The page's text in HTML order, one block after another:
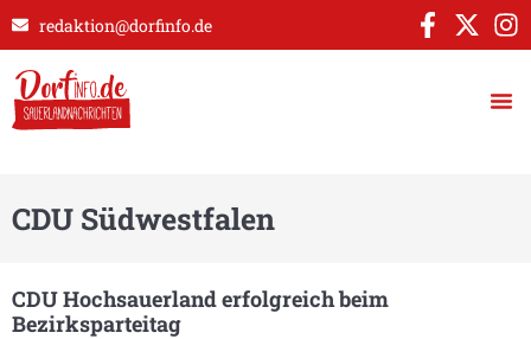
redaktion@dorfinfo.de
CDU Südwestfalen
CDU Hochsauerland erfolgreich beim
Bezirksparteitag